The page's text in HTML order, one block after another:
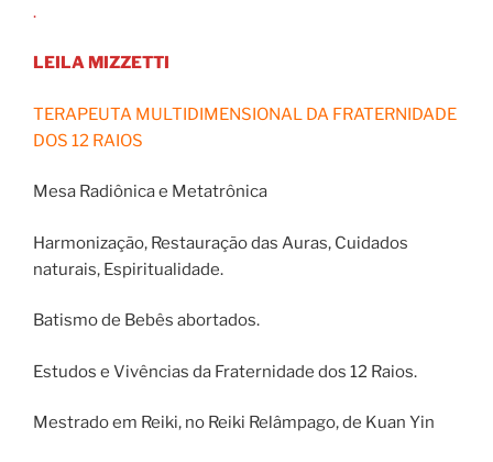
.
LEILA MIZZETTI
TERAPEUTA MULTIDIMENSIONAL DA FRATERNIDADE
DOS 12 RAIOS
Mesa Radiônica e Metatrônica
Harmonização, Restauração das Auras, Cuidados
naturais, Espiritualidade.
Batismo de Bebês abortados.
Estudos e Vivências da Fraternidade dos 12 Raios.
Mestrado em Reiki, no Reiki Relâmpago, de Kuan Yin